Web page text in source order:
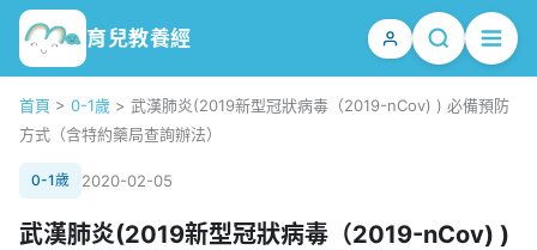
育兒教養經
首頁 > 0-1歲 > 武漢肺炎(2019新型冠狀病毒（2019-nCov) ) 必備預防
方式（含特約藥局查詢辦法）
0-1歲 2020-02-05
武漢肺炎(2019新型冠狀病毒（2019-nCov) )